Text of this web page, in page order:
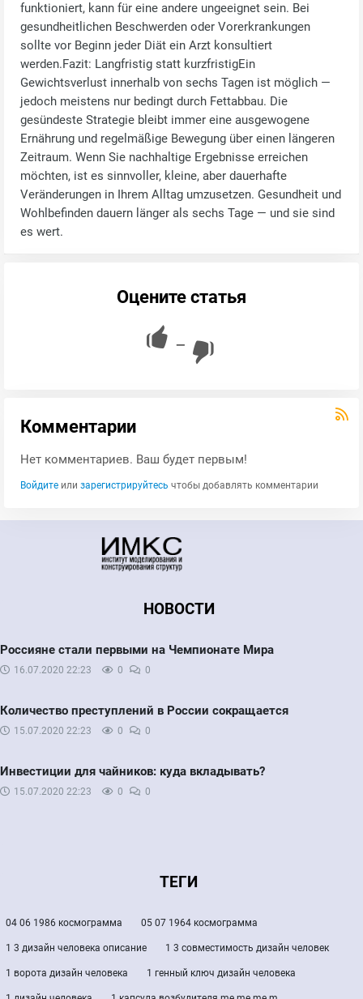
funktioniert, kann für eine andere ungeeignet sein. Bei
gesundheitlichen Beschwerden oder Vorerkrankungen
sollte vor Beginn jeder Diät ein Arzt konsultiert
werden.Fazit: Langfristig statt kurzfristigEin
Gewichtsverlust innerhalb von sechs Tagen ist möglich —
jedoch meistens nur bedingt durch Fettabbau. Die
gesündeste Strategie bleibt immer eine ausgewogene
Ernährung und regelmäßige Bewegung über einen längeren
Zeitraum. Wenn Sie nachhaltige Ergebnisse erreichen
möchten, ist es sinnvoller, kleine, aber dauerhafte
Veränderungen in Ihrem Alltag umzusetzen. Gesundheit und
Wohlbefinden dauern länger als sechs Tage — und sie sind
es wert.
Оцените статья
—
Комментарии
Нет комментариев. Ваш будет первым!
Войдите или зарегистрируйтесь чтобы добавлять комментарии
НОВОСТИ
Россияне стали первыми на Чемпионате Мира
16.07.2020 22:23 0 0
Количество преступлений в России сокращается
15.07.2020 22:23 0 0
Инвестиции для чайников: куда вкладывать?
15.07.2020 22:23 0 0
ТЕГИ
04 06 1986 космограмма 05 07 1964 космограмма
1 3 дизайн человека описание 1 3 совместимость дизайн человек
1 ворота дизайн человека 1 генный ключ дизайн человека